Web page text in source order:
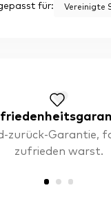
zurück-Garantie,
zufrieden warst.
für: Vereinigte